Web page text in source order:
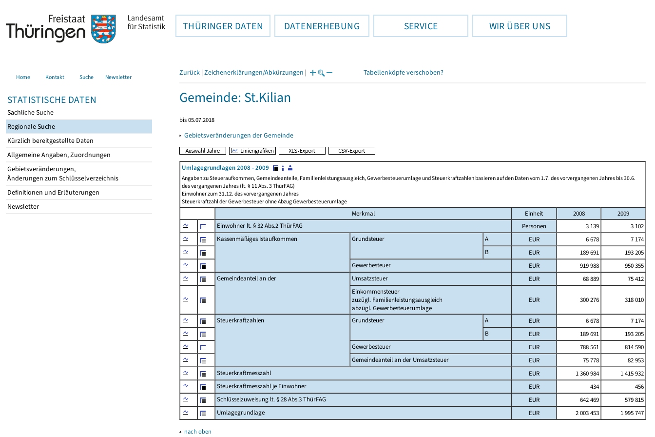
THÜRINGER DATEN DATENERHEBUNG SERVICE WIR ÜBER UNS
Home Kontakt Suche Newsletter
STATISTISCHE DATEN
Sachliche Suche
Regionale Suche
Kürzlich bereitgestellte Daten
Allgemeine Angaben, Zuordnungen
Gebietsveränderungen,
Änderungen zum Schlüsselverzeichnis
Definitionen und Erläuterungen
Newsletter
Zurück | Zeichenerklärungen/Abkürzungen | Tabellenköpfe verschoben?
Gemeinde: St.Kilian
bis 05.07.2018
▸ Gebietsveränderungen der Gemeinde
Umlagegrundlagen 2008 - 2009
Angaben zu Steueraufkommen, Gemeindeanteile, Familienleistungsausgleich, Gewerbesteuerumlage und Steuerkraftzahlen basieren auf den Daten vom 1.7. des vorvergangenen Jahres bis 30.6.
des vergangenen Jahres (lt. § 11 Abs. 3 ThürFAG)
Einwohner zum 31.12. des vorvergangenen Jahres
Steuerkraftzahl der Gewerbesteuer ohne Abzug Gewerbesteuerumlage
Merkmal Einheit 2008
2009
Einwohner lt. § 32 Abs.2 ThürFAG
Personen 3 139
3 102
Kassenmäßiges Istaufkommen
Grundsteuer A EUR 6 678
7 174
B
EUR 189 691
193 205
Gewerbesteuer
EUR 919 988
950 355
Gemeindeanteil an der
Umsatzsteuer EUR 68 889
75 412
Einkommensteuer
zuzügl. Familienleistungsausgleich
abzügl. Gewerbesteuerumlage
EUR 300 276 318 010
Steuerkraftzahlen Grundsteuer A EUR 6 678
7 174
B
EUR 189 691
193 205
Gewerbesteuer
EUR 788 561
814 590
Gemeindeanteil an der Umsatzsteuer
EUR 75 778
82 953
Steuerkraftmesszahl
EUR 1 360 984
1 415 932
Steuerkraftmesszahl je Einwohner
EUR 434
456
Schlüsselzuweisung lt. § 28 Abs.3 ThürFAG
EUR 642 469
579 815
Umlagegrundlage
EUR 2 003 453 1 995 747
▴ nach oben